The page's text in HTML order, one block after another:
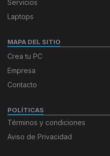
Servicios
Laptops
MAPA DEL SITIO
Crea tu PC
Empresa
Contacto
POLÍTICAS
Términos y condiciones
Aviso de Privacidad